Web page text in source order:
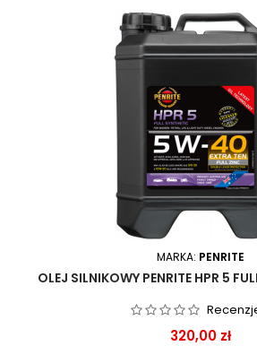
MARKA: PENRITE
OLEJ SILNIKOWY PENRITE HPR 5
Cena
320,00 zł